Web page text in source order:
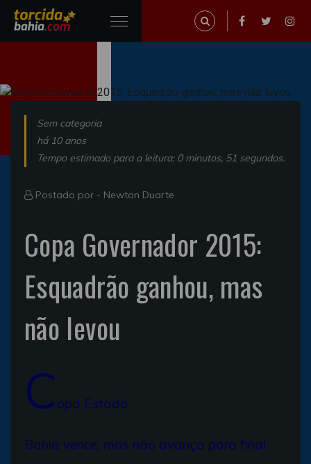
Sem categoria
há 10 anos
Tempo estimado para a leitura: 0 minutos, 51 segundos.
Postado por - Newton Duarte
Copa Governador 2015:
Esquadrão ganhou, mas
não levou
Copa Estado
Bahia vence, mas não avança para final